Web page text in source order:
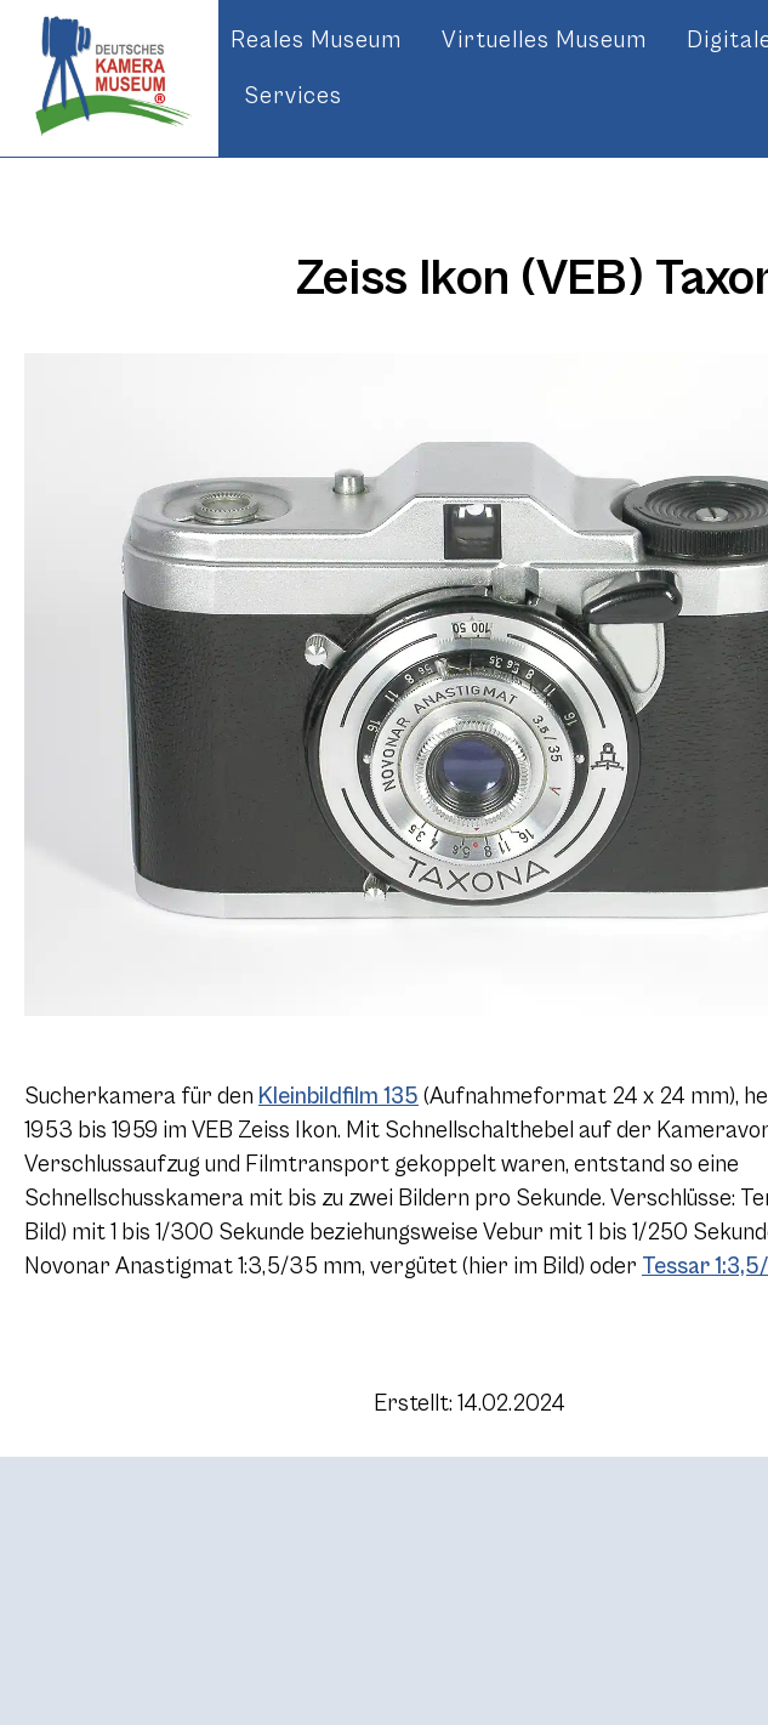
Reales Museum Virtuelles Museum
Services
Zeiss Ikon (VEB)
Sucherkamera für den Kleinbildfilm 135 (Aufnahmeformat 24 x 24 mm),
1953 bis 1959 im VEB Zeiss Ikon. Mit Schnellschalthebel auf der
Verschlussaufzug und Filmtransport gekoppelt waren, entstand so eine
Schnellschusskamera mit bis zu zwei Bildern pro Sekunde. Verschlüsse:
Bild) mit 1 bis 1/300 Sekunde beziehungsweise Vebur mit 1 bis 1/250
Novonar Anastigmat 1:3,5/35 mm, vergütet (hier im Bild) oder Tessar
Erstellt: 14.02.2024